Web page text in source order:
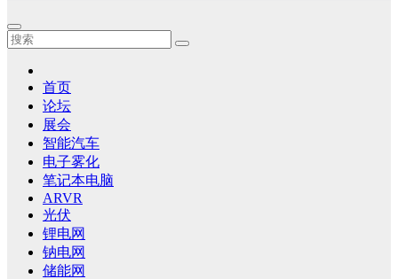
首页
论坛
展会
智能汽车
电子雾化
笔记本电脑
ARVR
光伏
锂电网
钠电网
储能网